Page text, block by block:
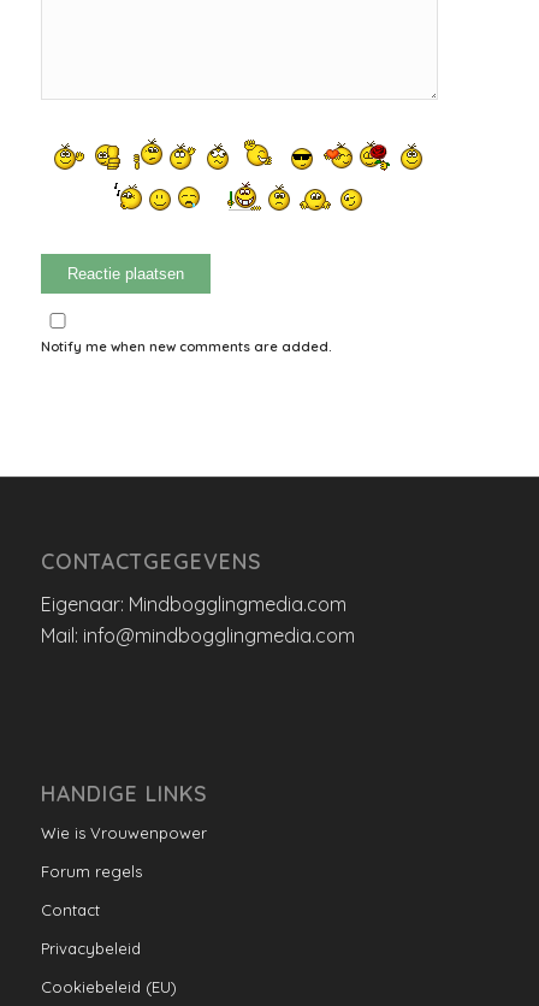
Notify me when new comments are added.
CONTACTGEGEVENS
Eigenaar: Mindbogglingmedia.com
Mail: info@mindbogglingmedia.com
HANDIGE LINKS
Wie is Vrouwenpower
Forum regels
Contact
Privacybeleid
Cookiebeleid (EU)